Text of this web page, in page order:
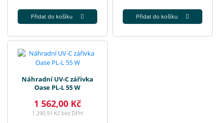
Přidat do košíku Přidat do košíku
Náhradní UV-C zářivka
Oase PL-L 55 W
1 562,00 Kč
1 290,91 Kč bez DPH